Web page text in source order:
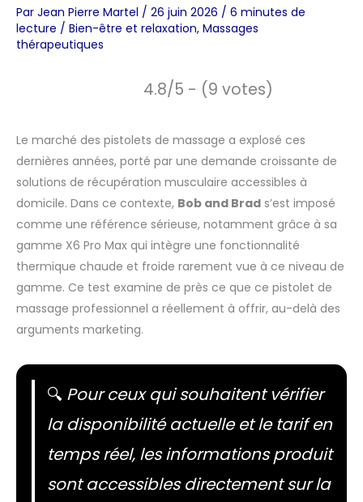
Par Jean Pierre Martel / 26 juin 2026 / 6 minutes de
lecture / Bien-être et relaxation, Massages
thérapeutiques
4.8/5 - (9 votes)
Le marché des pistolets de massage a explosé ces
dernières années, porté par une demande croissante de
solutions de récupération musculaire accessibles à
domicile. Dans ce contexte, Bob and Brad s’est imposé
comme une référence sérieuse, notamment grâce à sa
gamme X6 Pro Max qui intègre une fonctionnalité
thermique chaude et froide rarement vue à ce niveau de
gamme. Ce test examine de près ce que ce pistolet de
massage professionnel a réellement à offrir, au-delà des
arguments marketing.
🔍 Pour ceux qui souhaitent vérifier
la disponibilité actuelle et le tarif en
temps réel, les informations produit
sont accessibles directement sur la